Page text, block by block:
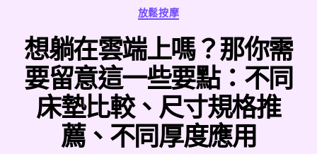
分
類
放鬆按摩
想躺在雲端上嗎？那你需
要留意這一些要點：不同
床墊比較、尺寸規格推
薦、不同厚度應用